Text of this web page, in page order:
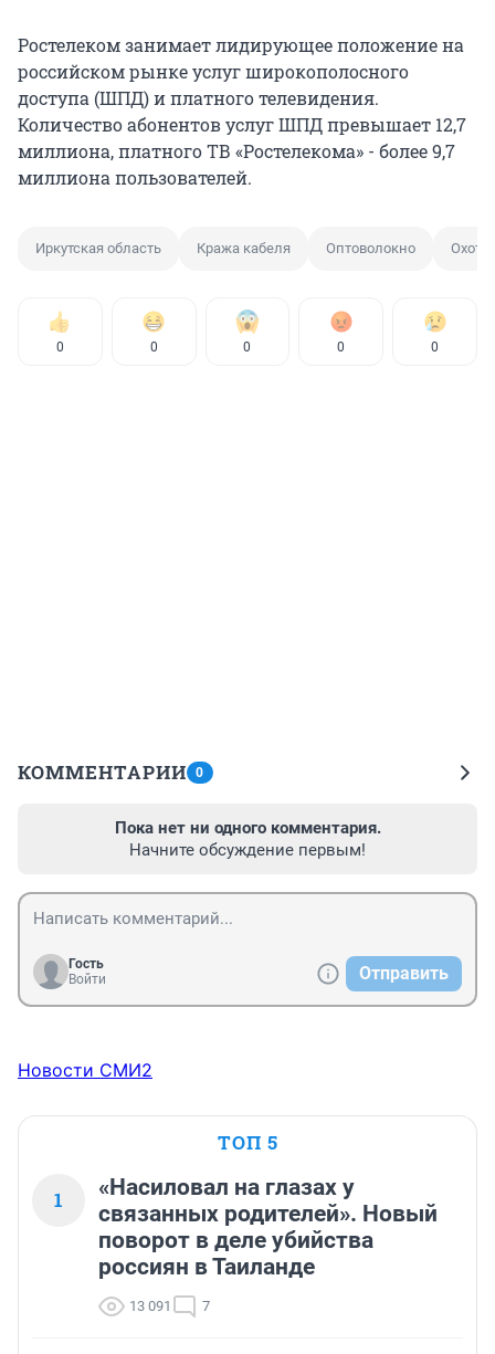
Ростелеком занимает лидирующее положение на
российском рынке услуг широкополосного
доступа (ШПД) и платного телевидения.
Количество абонентов услуг ШПД превышает 12,7
миллиона, платного ТВ «Ростелекома» - более 9,7
миллиона пользователей.
Иркутская область Кража кабеля Оптоволокно
0 0 0 0 0
КОММЕНТАРИИ 0
Пока нет ни одного комментария.
Начните обсуждение первым!
Гость
Войти
Отправить
Новости СМИ2
ТОП 5
1
«Насиловал на глазах у
связанных родителей». Новый
поворот в деле убийства
россиян в Таиланде
13 091 7